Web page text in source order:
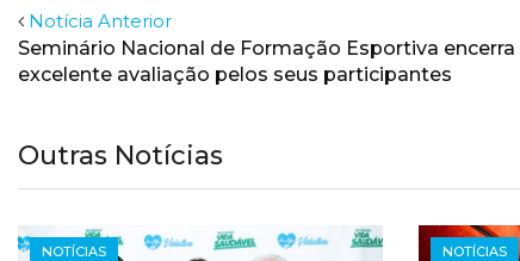
Notícia Anterior
Seminário Nacional de Formação Esportiva
excelente avaliação pelos seus participantes
Outras Notícias
NOTÍCIAS NOTÍCIAS